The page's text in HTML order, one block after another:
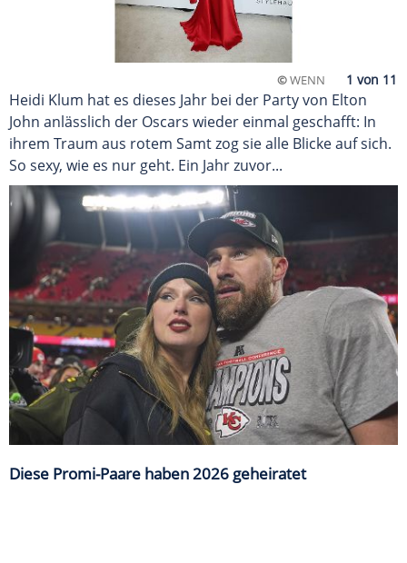
©WENN
Heidi Klum hat es dieses Jahr bei der Party von Elton
John anlässlich der Oscars wieder einmal geschafft: In
ihrem Traum aus rotem Samt zog sie alle Blicke auf sich.
So sexy, wie es nur geht. Ein Jahr zuvor...
Diese Promi-Paare haben 2026 geheiratet